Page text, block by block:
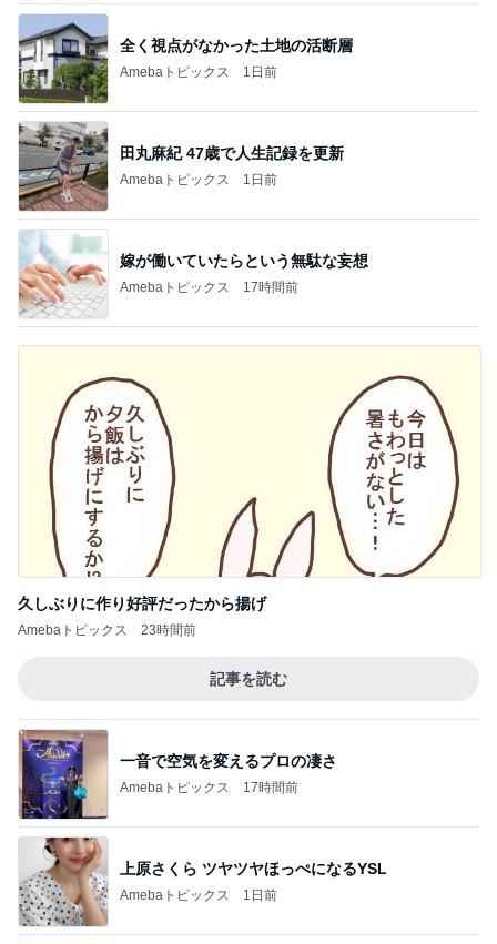
全く視点がなかった土地の活断層
Amebaトピックス 1日前
田丸麻紀 47歳で人生記録を更新
Amebaトピックス 1日前
嫁が働いていたらという無駄な妄想
Amebaトピックス 17時間前
久しぶりに作り好評だったから揚げ
Amebaトピックス 23時間前
記事を読む
一音で空気を変えるプロの凄さ
Amebaトピックス 17時間前
上原さくら ツヤツヤほっぺになるYSL
Amebaトピックス 1日前